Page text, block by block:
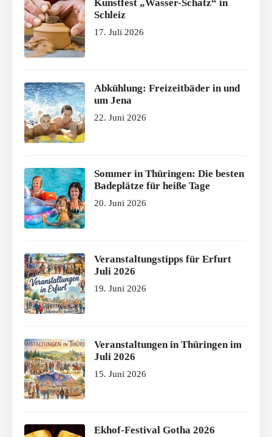
Kunstfest „Wasser-Schatz“ in
Schleiz
17. Juli 2026
Abkühlung: Freizeitbäder in und
um Jena
22. Juni 2026
Sommer in Thüringen: Die besten
Badeplätze für heiße Tage
20. Juni 2026
Veranstaltungstipps für Erfurt
Juli 2026
19. Juni 2026
Veranstaltungen in Thüringen im
Juli 2026
15. Juni 2026
Ekhof-Festival Gotha 2026